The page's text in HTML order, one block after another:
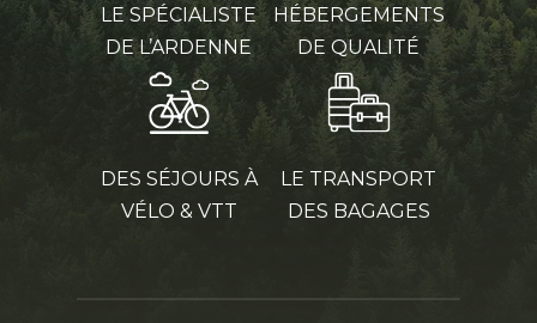
LE SPÉCIALISTE
DE L’ARDENNE
HÉBERGEMENTS
DE QUALITÉ
DES SÉJOURS À
VÉLO & VTT
LE TRANSPORT
DES BAGAGES